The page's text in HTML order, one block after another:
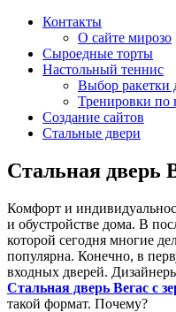
Контакты
О сайте мирозо
Сыроедные торты
Настольный теннис
Выбор ракетки
Тренировки по
Создание сайтов
Стальные двери
Стальная дверь
Комфорт и
и обустройстве дома. В
которой сегодня многие
популярна. Конечно, в
входных дверей.
Стальная дверь Вегас с
такой формат. Почему?